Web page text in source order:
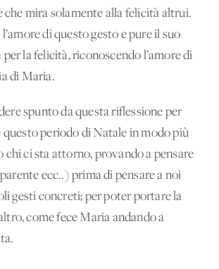
che mira solamente alla felicità altrui.
di questo gesto e pure il suo
la felicità, riconoscendo l’amore di
di Maria.
spunto da questa riflessione per
periodo di Natale in modo più
chi ci sta attorno, provando a pensare
ecc..) prima di pensare a noi
gesti concreti; per poter portare la
come fece Maria andando a